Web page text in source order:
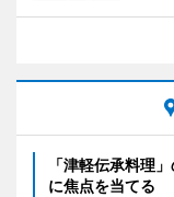
「津軽伝承料理
に焦点を当てる